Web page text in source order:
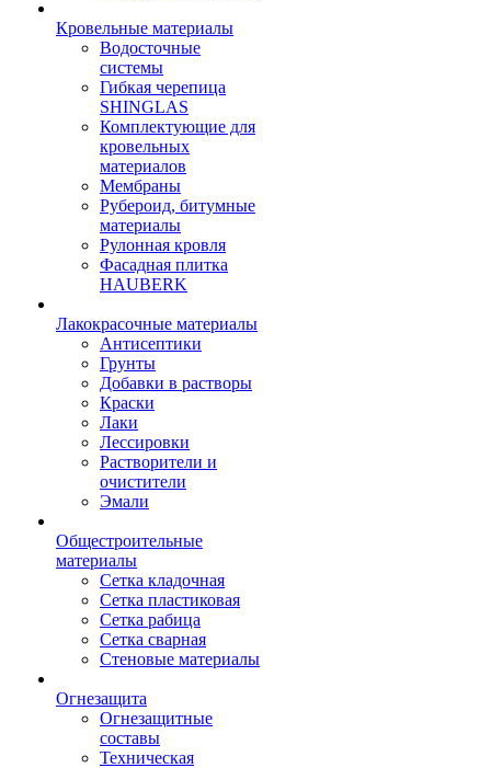
Кровельные материалы
Водосточные
системы
Гибкая черепица
SHINGLAS
Комплектующие для
кровельных
материалов
Мембраны
Рубероид, битумные
материалы
Рулонная кровля
Фасадная плитка
HAUBERK
Лакокрасочные материалы
Антисептики
Грунты
Добавки в растворы
Краски
Лаки
Лессировки
Растворители и
очистители
Эмали
Общестроительные
материалы
Сетка кладочная
Сетка пластиковая
Сетка рабица
Сетка сварная
Стеновые материалы
Огнезащита
Огнезащитные
составы
Техническая